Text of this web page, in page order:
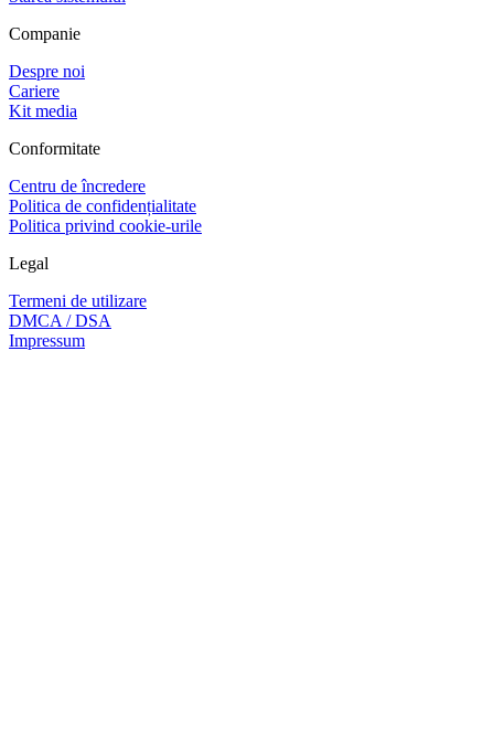
Companie
Despre noi
Cariere
Kit media
Conformitate
Centru de încredere
Politica de confidențialitate
Politica privind cookie-urile
Legal
Termeni de utilizare
DMCA / DSA
Impressum